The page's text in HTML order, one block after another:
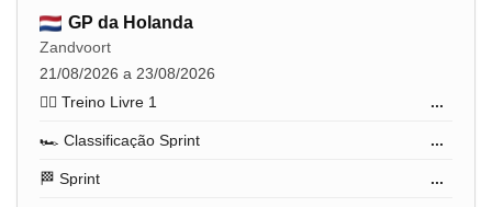
GP da Holanda
Zandvoort
21/08/2026 a 23/08/2026
🏋️‍♂️ Treino Livre 1
...
🏎️ Classificação Sprint ...
🏁 Sprint ...